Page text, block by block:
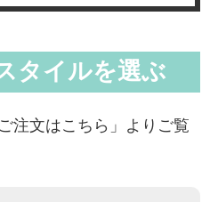
タイルを選ぶ
注文はこちら」よりご覧